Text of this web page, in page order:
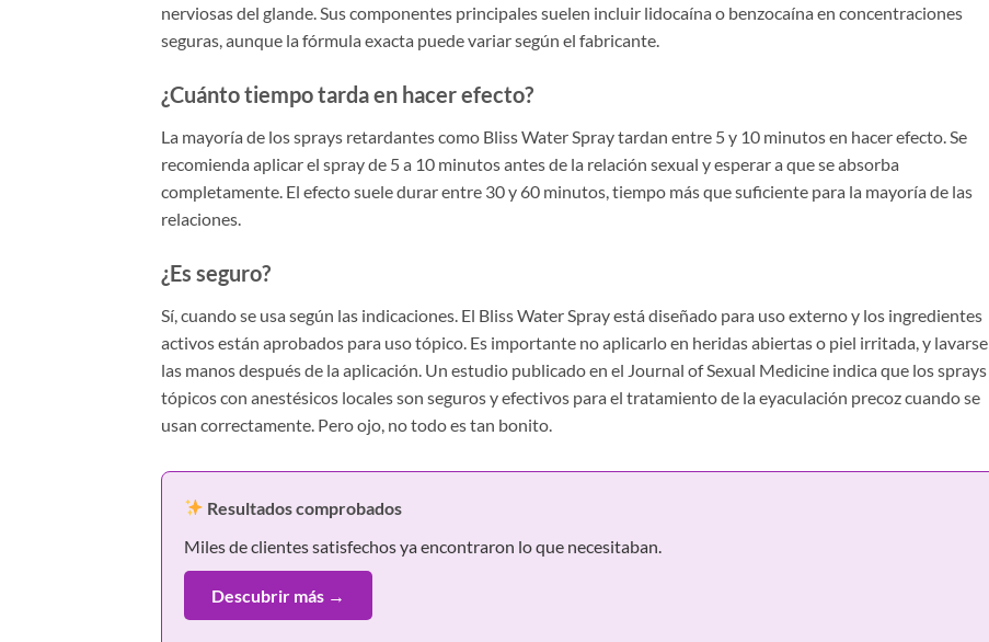
nerviosas del glande. Sus componentes principales suelen incluir lidocaína o benzocaína en concentraciones
seguras, aunque la fórmula exacta puede variar según el fabricante.
¿Cuánto tiempo tarda en hacer efecto?
La mayoría de los sprays retardantes como Bliss Water Spray tardan entre 5 y 10 minutos en hacer efecto. Se
recomienda aplicar el spray de 5 a 10 minutos antes de la relación sexual y esperar a que se absorba
completamente. El efecto suele durar entre 30 y 60 minutos, tiempo más que suficiente para la mayoría de las
relaciones.
¿Es seguro?
Sí, cuando se usa según las indicaciones. El Bliss Water Spray está diseñado para uso externo y los ingredientes
activos están aprobados para uso tópico. Es importante no aplicarlo en heridas abiertas o piel irritada, y lavarse
las manos después de la aplicación. Un estudio publicado en el Journal of Sexual Medicine indica que los sprays
tópicos con anestésicos locales son seguros y efectivos para el tratamiento de la eyaculación precoz cuando se
usan correctamente. Pero ojo, no todo es tan bonito.
Resultados comprobados
Miles de clientes satisfechos ya encontraron lo que necesitaban.
Descubrir más →